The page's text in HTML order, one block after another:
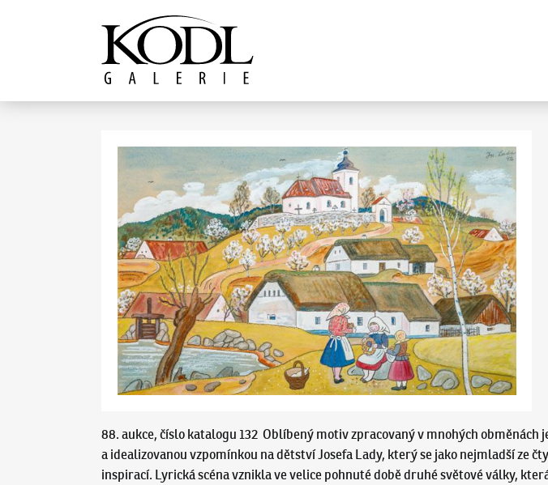
Galerie KODL
88. aukce, číslo katalogu 132 Oblíbený motiv zpracovaný v mnohých
a idealizovanou vzpomínkou na dětství Josefa Lady, který se jako nejmladší ze
inspirací. Lyrická scéna vznikla ve velice pohnuté době druhé světové války,